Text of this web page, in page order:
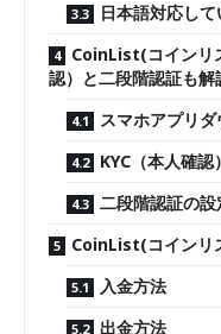
日本語対応し
CoinList(コインリ
認）と二段階認証も解
スマホアプリ
KYC（本人確
二段階認証の設
CoinList(コインリ
入金方法
出金方法